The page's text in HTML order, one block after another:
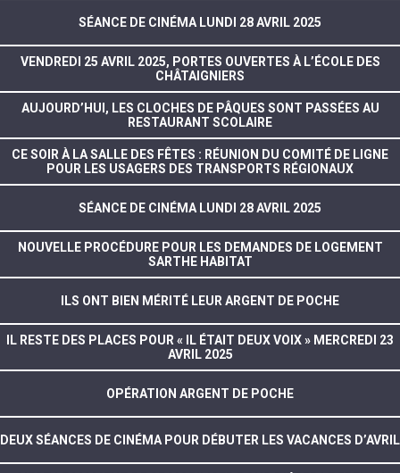
SÉANCE DE CINÉMA LUNDI 28 AVRIL 2025
VENDREDI 25 AVRIL 2025, PORTES OUVERTES À L’ÉCOLE DES
CHÂTAIGNIERS
AUJOURD’HUI, LES CLOCHES DE PÂQUES SONT PASSÉES AU
RESTAURANT SCOLAIRE
CE SOIR À LA SALLE DES FÊTES : RÉUNION DU COMITÉ DE LIGNE
POUR LES USAGERS DES TRANSPORTS RÉGIONAUX
SÉANCE DE CINÉMA LUNDI 28 AVRIL 2025
NOUVELLE PROCÉDURE POUR LES DEMANDES DE LOGEMENT
SARTHE HABITAT
ILS ONT BIEN MÉRITÉ LEUR ARGENT DE POCHE
IL RESTE DES PLACES POUR « IL ÉTAIT DEUX VOIX » MERCREDI 23
AVRIL 2025
OPÉRATION ARGENT DE POCHE
DEUX SÉANCES DE CINÉMA POUR DÉBUTER LES VACANCES D’AVRIL